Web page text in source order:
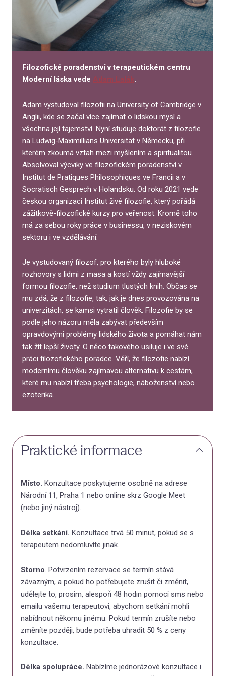
Filozofické poradenství v terapeutickém centru
Moderní láska vede Adam Lalák.
Adam vystudoval filozofii na University of Cambridge v
Anglii, kde se začal více zajímat o lidskou mysl a
všechna její tajemství. Nyní studuje doktorát z filozofie
na Ludwig-Maximillians Universität v Německu, při
kterém zkoumá vztah mezi myšlením a spiritualitou.
Absolvoval výcviky ve filozofickém poradenství v
Institut de Pratiques Philosophiques ve Francii a v
Socratisch Gesprech v Holandsku. Od roku 2021 vede
českou organizaci Institut živé filozofie, který pořádá
zážitkově-filozofické kurzy pro veřenost. Kromě toho
má za sebou roky práce v businessu, v neziskovém
sektoru i ve vzdělávání.
Je vystudovaný filozof, pro kterého byly hluboké
rozhovory s lidmi z masa a kostí vždy zajímavější
formou filozofie, než studium tlustých knih. Občas se
mu zdá, že z filozofie, tak, jak je dnes provozována na
univerzitách, se kamsi vytratil člověk. Filozofie by se
podle jeho názoru měla zabývat především
opravdovými problémy lidského života a pomáhat nám
tak žít lepší životy. O něco takového usiluje i ve své
práci filozofického poradce. Věří, že filozofie nabízí
modernímu člověku zajímavou alternativu k cestám,
které mu nabízí třeba psychologie, náboženství nebo
ezoterika.
Praktické informace
Místo. Konzultace poskytujeme osobně na adrese
Národní 11, Praha 1 nebo online skrz Google Meet
(nebo jiný nástroj).
Délka setkání. Konzultace trvá 50 minut, pokud se s
terapeutem nedomluvíte jinak.
Storno . Potvrzením rezervace se termín stává
závazným, a pokud ho potřebujete zrušit či změnit,
udělejte to, prosím, alespoň 48 hodin pomocí sms nebo
emailu vašemu terapeutovi, abychom setkání mohli
nabídnout někomu jinému. Pokud termín zrušíte nebo
změníte později, bude potřeba uhradit 50 % z ceny
konzultace.
Délka spolupráce. Nabízíme jednorázové konzultace i